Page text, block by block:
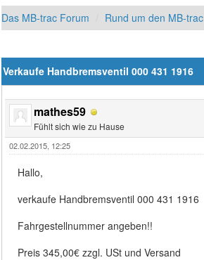
Das MB-trac Forum Rund um den MB-trac
Verkaufe Handbremsventil 000 431 1916
mathes59
Fühlt sich wie zu Hause
02.02.2015, 12:25
Hallo,
verkaufe Handbremsventil 000 431 1916
Fahrgestellnummer angeben!!
Preis 345,00€ zzgl. USt und Versand